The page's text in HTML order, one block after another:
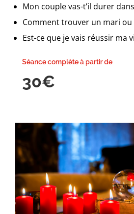
Mon couple vas-t’il durer
Comment trouver un mari ou
Est-ce que je vais réussir ma
Séance complète à partir de
30€